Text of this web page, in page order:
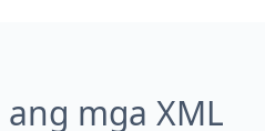
mga XML